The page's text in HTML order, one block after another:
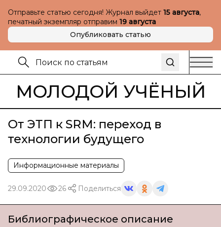
Отправьте статью сегодня! Журнал выйдет 15 августа,
печатный экземпляр отправим 19 августа
Опубликовать статью
МОЛОДОЙ УЧЁНЫЙ
От ЭТП к SRM: переход в
технологии будущего
Информационные материалы
29.09.2020 26 Поделиться
Библиографическое описание